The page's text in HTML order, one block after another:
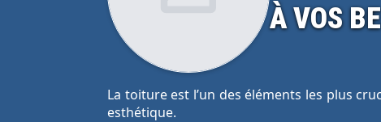
À VOS
La toiture est l’un des éléments les plus
esthétique.